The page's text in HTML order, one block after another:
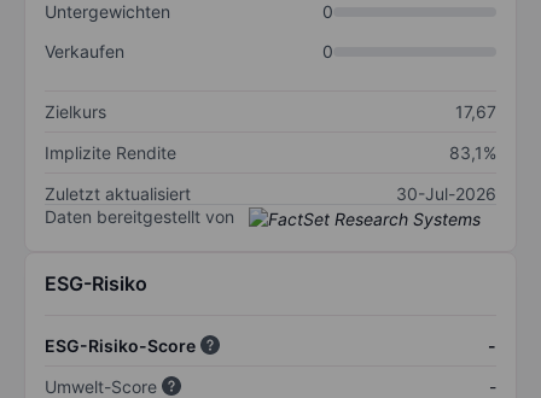
Untergewichten
0
Verkaufen
0
Zielkurs
17,67
Implizite Rendite
83,1%
Zuletzt aktualisiert
30-Jul-2026
Daten bereitgestellt von
ESG-Risiko
ESG-Risiko-Score
-
Umwelt-Score
-